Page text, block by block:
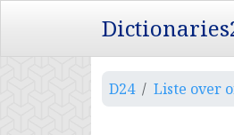
D24 Liste over